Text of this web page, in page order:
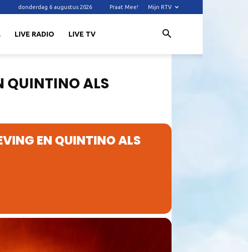
donderdag 6 augustus 2026 Praat Mee! Mijn RTV
LIVE RADIO LIVE TV
QUINTINO ALS
EN QUINTINO ALS